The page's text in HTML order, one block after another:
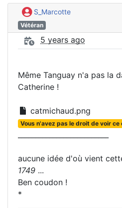
S_Marcotte
Vétéran
5 years ago
Même Tanguay n'a pas la
Catherine !
catmichaud.png
Vous n'avez pas le droit de voir ce
aucune idée d'où vient
1749 ...
Ben coudon !
*